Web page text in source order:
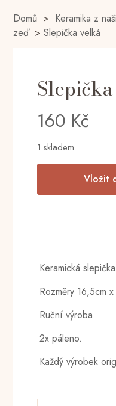
Domů > Keramika z
zeď > Slepička velká
160 Kč
1 skladem
Vložit
Keramická
Rozměry 16,5cm
Ruční výroba.
2x páleno.
Každý výrobek